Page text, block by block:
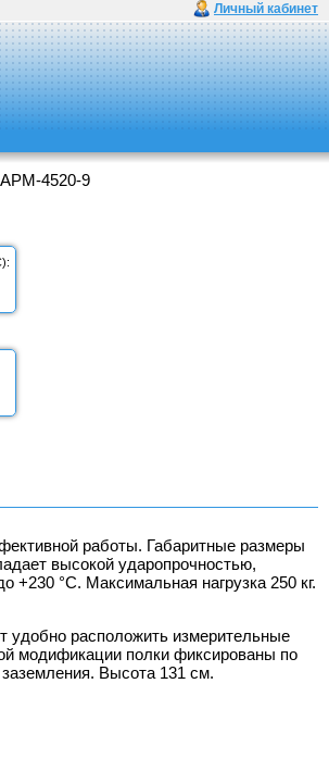
Личный кабинет
АРМ-4520-9
работы. Габаритные размеры
высокой ударопрочностью,
+230 °C. Максимальная нагрузка 250 кг.
удобно расположить измерительные
модификации полки фиксированы по
Высота 131 см.